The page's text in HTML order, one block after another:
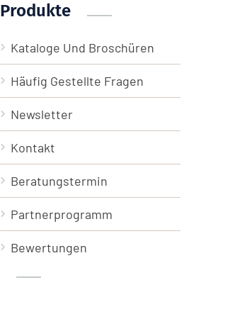
Produkte
Kataloge Und Broschüren
Häufig Gestellte Fragen
Newsletter
Kontakt
Beratungstermin
Partnerprogramm
Bewertungen